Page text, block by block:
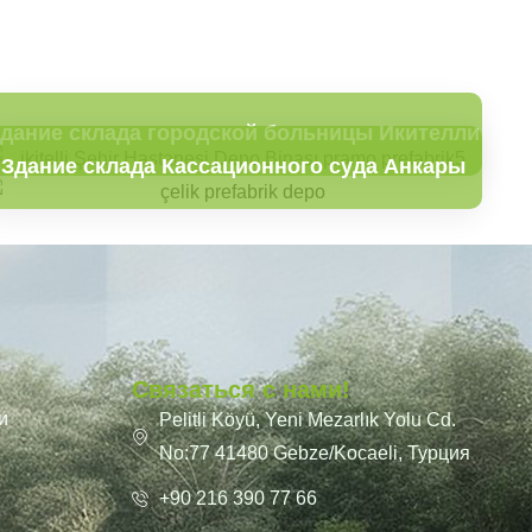
склада городской больницы Икителли
Здание склада Кассационного суда Анкары
Связаться с нами!
Pelitli Köyü, Yeni Mezarlık Yolu Cd.
No:77 41480 Gebze/Kocaeli, Турция
+90 216 390 77 66